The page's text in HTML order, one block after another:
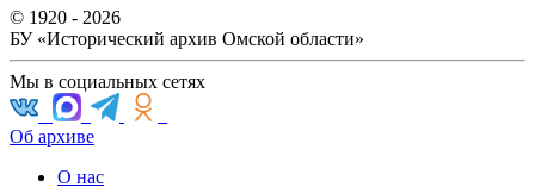
© 1920 - 2026
БУ «Исторический архив Омской области»
Мы в социальных сетях
Об архиве
О нас